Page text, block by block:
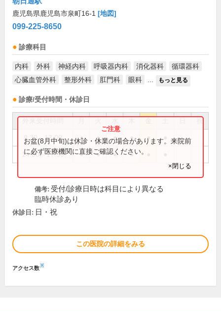
鹿児島県鹿児島市泉町16-1 [地図]
099-225-8650
診療科目
内科 外科 神経内科 呼吸器内科 消化器科
循環器科
心臓血管外科
整形外科 肛門科 眼科 もっと見る
診療/受付時間・休診日
祝
8:30～13:00 ● ● ● ● ●
14:00～17:30 ● ● ● ●
お盆(8月中旬)は休診・休業の場合があります。来院前
に必ず医療機関に直接ご確認ください。
×閉じる
備考: 受付/診療日時は科目により異なる
臨時休診あり
休診日: 日・祝
この医院の詳細をみる
アクセス数※